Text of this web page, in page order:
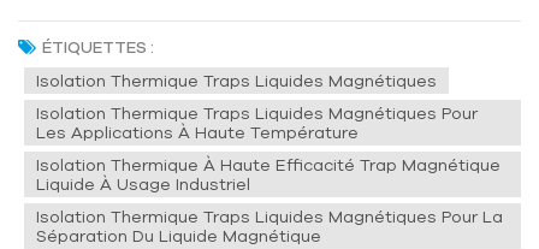
technologie d'isolation thermique avec les caractéristiques
du liquide magnétique. Sa fonction centrale est d'obtenir
une capture et une séparation efficaces de substances
spécifiques (te...
ÉTIQUETTES :
Isolation Thermique Traps Liquides Magnétiques
Isolation Thermique Traps Liquides Magnétiques Pour
Les Applications À Haute Température
Isolation Thermique À Haute Efficacité Trap Magnétique
Liquide À Usage Industriel
Isolation Thermique Traps Liquides Magnétiques Pour La
Séparation Du Liquide Magnétique